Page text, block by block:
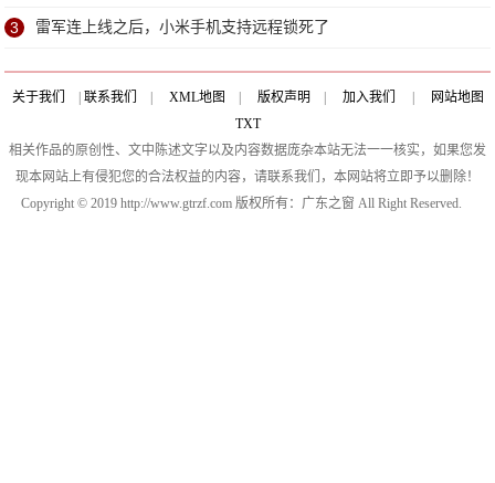
3 雷军连上线之后，小米手机支持远程锁死了
关于我们 联系我们 XML地图 版权声明 加入我们
网站地图
TXT
相关作品的原创性、文中陈述文字以及内容数据庞杂本站无法一一核实，如果您发
现本网站上有侵犯您的合法权益的内容，请联系我们，本网站将立即予以删除！
Copyright © 2019 http://www.gtrzf.com 版权所有：广东之窗 All Right Reserved.